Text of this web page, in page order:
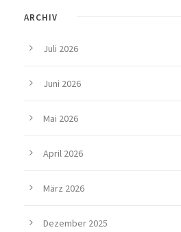
ARCHIV
Juli 2026
Juni 2026
Mai 2026
April 2026
März 2026
Dezember 2025